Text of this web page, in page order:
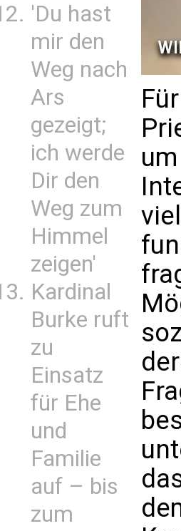
'Du hast
mir den
Weg nach
Ars
gezeigt;
ich werde
Dir den
Weg zum
Himmel
zeigen'
Kardinal
Burke ruft
zu
Einsatz
für Ehe
und
Familie
auf – bis
zum